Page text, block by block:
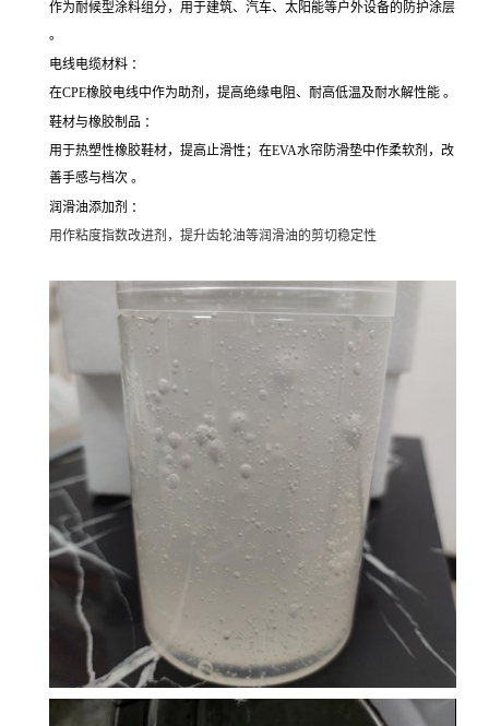
作为耐候型涂料组分，用于建筑、汽车、太阳能等户外设备的防护涂层
。
电线电缆材料 ：
在CPE橡胶电线中作为助剂，提高绝缘电阻、耐高低温及耐水解性能 。
鞋材与橡胶制品 ：
用于热塑性橡胶鞋材，提高止滑性；在EVA水帘防滑垫中作柔软剂，改
善手感与档次 。
润滑油添加剂 ：
用作粘度指数改进剂，提升齿轮油等润滑油的剪切稳定性